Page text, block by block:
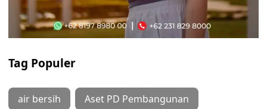
Tag Populer
air bersih Aset PD Pembangunan